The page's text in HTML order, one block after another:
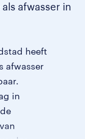
afwasser in
heeft
afwasser
in